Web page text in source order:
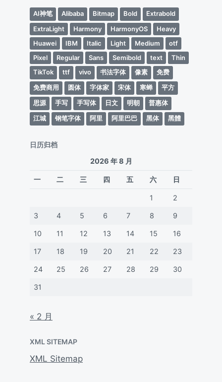
AI神笔 Alibaba Bitmap Bold
Extrabold
ExtraLight
Harmony HarmonyOS
Heavy
Huawei
IBM Italic Light Medium
otf
Pixel
Regular Sans Semibold text
Thin
TikTok
ttf vivo 书法字体 像素
免费
免费商用
圆体 字体家 宋体 寒蝉
平方
思源
手写 手写体 日文 明朝
普惠体
江城
钢笔字体 阿里 阿里巴巴 黑体 黑體
日历归档
2026 年 8 月
一 二 三 四 五 六 日
1 2
3 4 5 6 7 8 9
10 11 12 13 14 15 16
17 18 19 20 21 22 23
24 25 26 27 28 29 30
31
« 2 月
XML SITEMAP
XML Sitemap